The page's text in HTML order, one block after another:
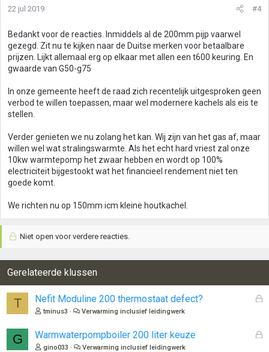
22 jul 2019 #4
Bedankt voor de reacties. Inmiddels al de 200mm pijp vaarwel
gezegd. Zit nu te kijken naar de Duitse merken voor betaalbare
prijzen. Lijkt allemaal erg op elkaar met allen een t600 keuring. En
gwaarde van G50-g75
In onze gemeente heeft de raad zich recentelijk uitgesproken geen
verbod te willen toepassen, maar wel modernere kachels als eis te
stellen.
Verder genieten we nu zolang het kan. Wij zijn van het gas af, maar
willen wel wat stralingswarmte. Als het echt hard vriest zal onze
10kw warmtepomp het zwaar hebben en wordt op 100%
electriciteit bijgestookt wat het financieel rendement niet ten
goede komt.
We richten nu op 150mm icm kleine houtkachel.
Niet open voor verdere reacties.
Gerelateerde klussen
T
G
Nefit Moduline 200 thermostaat defect?
tminus3 Verwarming inclusief leidingwerk
G
G
Warmwaterpompboiler 200 liter keuze
gino033 Verwarming inclusief leidingwerk